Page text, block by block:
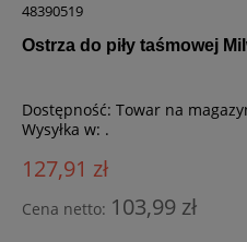
48390519
Ostrza do piły taśmowej
Dostępność: Towar na
Wysyłka w: .
127,91 zł
Cena netto: 103,99 zł